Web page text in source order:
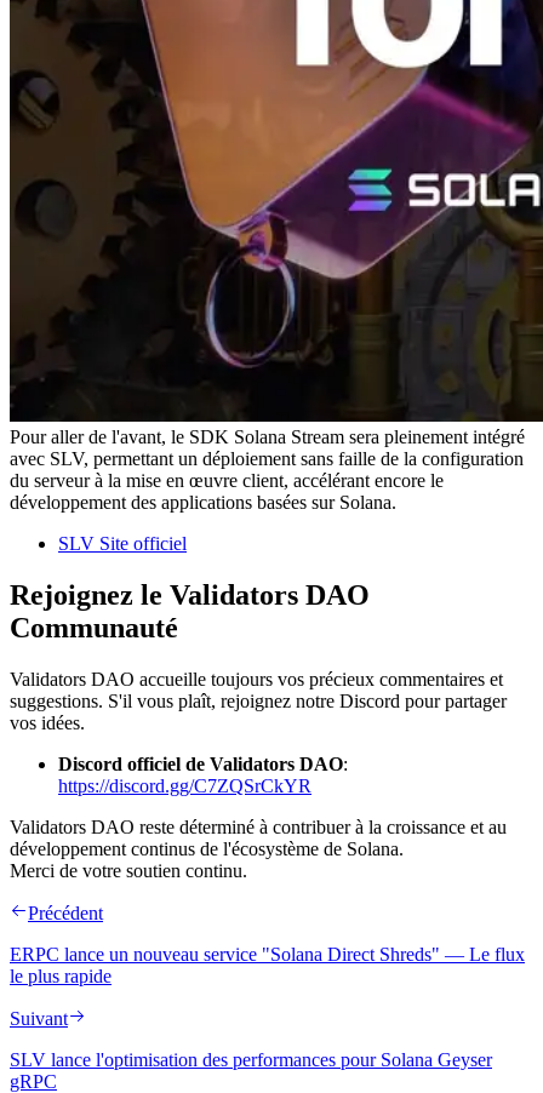
Pour aller de l'avant, le SDK Solana Stream sera pleinement intégré
avec SLV, permettant un déploiement sans faille de la configuration
du serveur à la mise en œuvre client, accélérant encore le
développement des applications basées sur Solana.
SLV Site officiel
Rejoignez le Validators DAO
Communauté
Validators DAO accueille toujours vos précieux commentaires et
suggestions. S'il vous plaît, rejoignez notre Discord pour partager
vos idées.
Discord officiel de Validators DAO:
https://discord.gg/C7ZQSrCkYR
Validators DAO reste déterminé à contribuer à la croissance et au
développement continus de l'écosystème de Solana.
Merci de votre soutien continu.
Précédent
ERPC lance un nouveau service "Solana Direct Shreds" — Le flux
le plus rapide
Suivant
SLV lance l'optimisation des performances pour Solana Geyser
gRPC